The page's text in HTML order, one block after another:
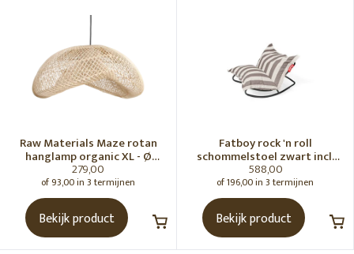
Raw Materials Maze rotan
hanglamp organic XL - Ø
75x31 cm
279,00
of 93,00 in 3 termijnen
Bekijk product
Fatboy rock 'n roll
schommelstoel zwart incl.
original Outdoor zitzak
Stripe Cacao
588,00
of 196,00 in 3 termijnen
Bekijk product